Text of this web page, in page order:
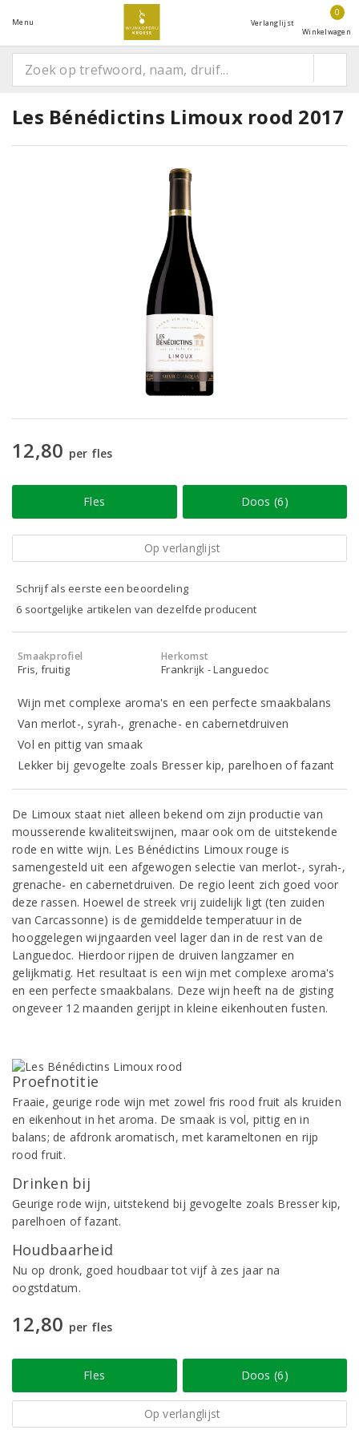
Menu Verlanglijst
0
Winkelwagen
Les Bénédictins Limoux rood 2017
12,80 per fles
Fles Doos (6)
Op verlanglijst
Schrijf als eerste een beoordeling
6 soortgelijke artikelen van dezelfde producent
Smaakprofiel
Fris, fruitig
Herkomst
Frankrijk - Languedoc
Wijn met complexe aroma's en een perfecte smaakbalans
Van merlot-, syrah-, grenache- en cabernetdruiven
Vol en pittig van smaak
Lekker bij gevogelte zoals Bresser kip, parelhoen of fazant
De Limoux staat niet alleen bekend om zijn productie van
mousserende kwaliteitswijnen, maar ook om de uitstekende
rode en witte wijn. Les Bénédictins Limoux rouge is
samengesteld uit een afgewogen selectie van merlot-, syrah-,
grenache- en cabernetdruiven. De regio leent zich goed voor
deze rassen. Hoewel de streek vrij zuidelijk ligt (ten zuiden
van Carcassonne) is de gemiddelde temperatuur in de
hooggelegen wijngaarden veel lager dan in de rest van de
Languedoc. Hierdoor rijpen de druiven langzamer en
gelijkmatig. Het resultaat is een wijn met complexe aroma's
en een perfecte smaakbalans. Deze wijn heeft na de gisting
ongeveer 12 maanden gerijpt in kleine eikenhouten fusten.
Proefnotitie
Fraaie, geurige rode wijn met zowel fris rood fruit als kruiden
en eikenhout in het aroma. De smaak is vol, pittig en in
balans; de afdronk aromatisch, met karameltonen en rijp
rood fruit.
Drinken bij
Geurige rode wijn, uitstekend bij gevogelte zoals Bresser kip,
parelhoen of fazant.
Houdbaarheid
Nu op dronk, goed houdbaar tot vijf à zes jaar na
oogstdatum.
12,80 per fles
Fles Doos (6)
Op verlanglijst